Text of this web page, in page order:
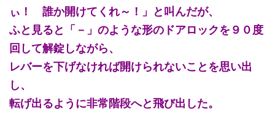
ぃ！ 誰か開けてくれ～！」と叫んだが、
ふと見ると「－」のような形のドアロックを９０度
回して解錠しながら、
レバーを下げなければ開けられないことを思い出
し、
転げ出るように非常階段へと飛び出した。